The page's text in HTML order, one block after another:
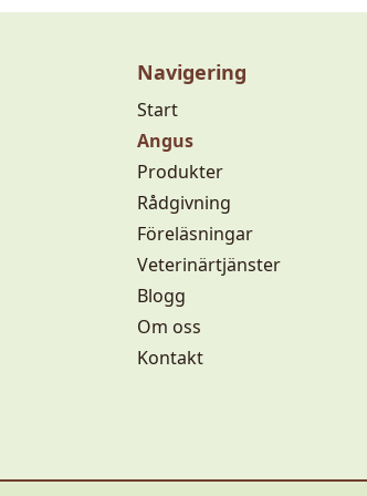
Navigering
Start
Angus
Produkter
Rådgivning
Föreläsningar
Veterinärtjänster
Blogg
Om oss
Kontakt